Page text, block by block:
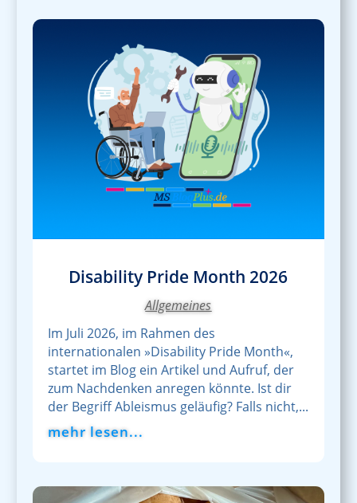
Disability Pride Month 2026
Allgemeines
Im Juli 2026, im Rahmen des
internationalen »Disability Pride Month«,
startet im Blog ein Artikel und Aufruf, der
zum Nachdenken anregen könnte. Ist dir
der Begriff Ableismus geläufig? Falls nicht,...
mehr lesen...